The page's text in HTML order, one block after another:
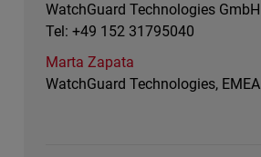
WatchGuard Technologies GmbH
Tel: +49 152 31795040
Marta Zapata
WatchGuard Technologies, EMEA